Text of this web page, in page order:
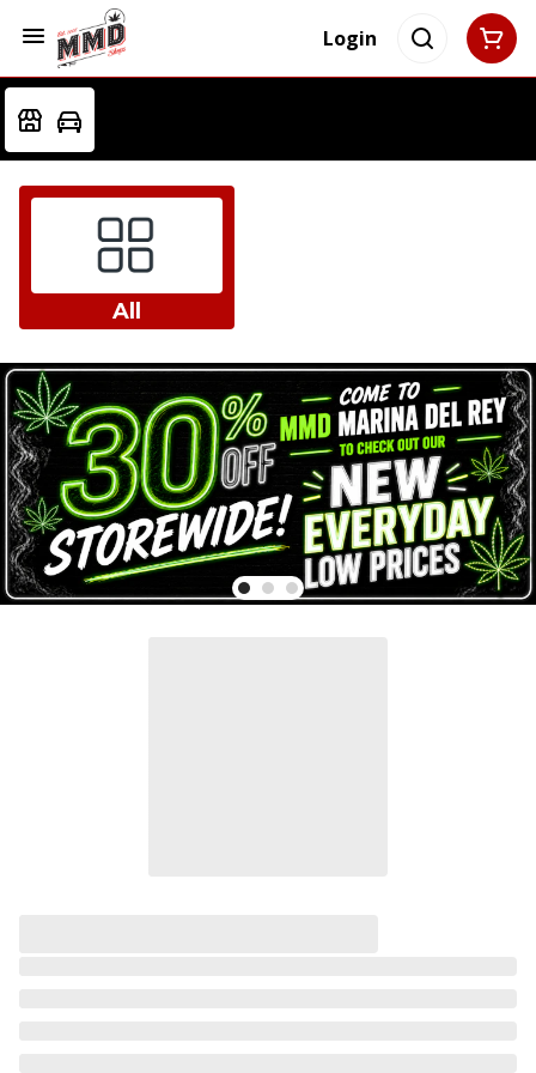
Login
All